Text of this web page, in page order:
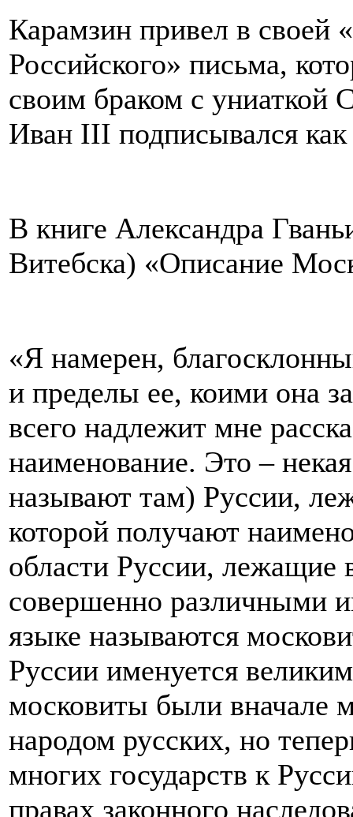
Карамзин привел в своей
Российского» письма,
своим браком с униаткой
Иван III подписывался
В книге Александра
Витебска) «Описание
«Я намерен,
и пределы ее, коими она
всего надлежит мне
наименование. Это –
называют там) Руссии,
которой получают
области Руссии, лежащие
совершенно различными
языке называются
Руссии именуется
московиты были вначале
народом русских, но
многих государств к
правах законного